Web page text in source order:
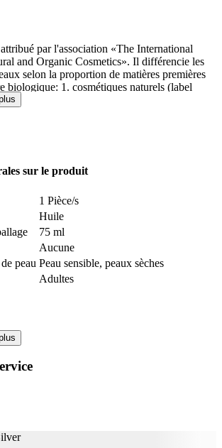
par l'association «The International
and Organic Cosmetics». Il différencie les
selon la proportion de matières premières
biologique: 1. cosmétiques naturels (label
2. cosmétique naturelle avec part de bio
Ce label de qualité indique aux
les produits cosmétiques ont été fabriqués
En outre, les matériaux d'emballage doivent
possible.
le formulaire
erronées
sur le produit
1 Pièce/s
Huile
75 ml
Aucune
peau Peau sensible, peaux sèches
Adultes